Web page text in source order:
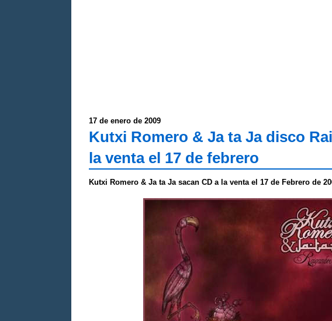
17 de enero de 2009
Kutxi Romero & Ja ta Ja disco
la venta el 17 de febrero
Kutxi Romero & Ja ta Ja sacan CD a la venta el 17 de Febrero de